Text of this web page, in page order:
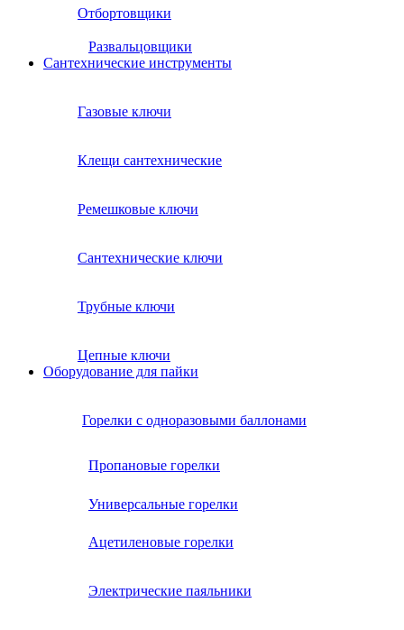
Отбортовщики
Развальцовщики
Сантехнические инcтрументы
Газовые ключи
Клещи сантехнические
Ремешковые ключи
Сантехнические ключи
Трубные ключи
Цепные ключи
Оборудование для пайки
Горелки с одноразовыми баллонами
Пропановые горелки
Универсальные горелки
Ацетиленовые горелки
Электрические паяльники